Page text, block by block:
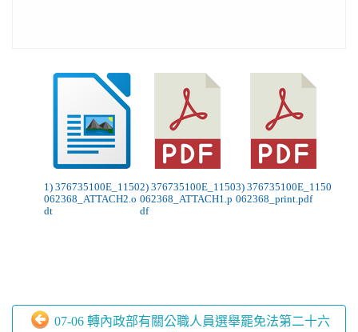
1) 376735100E_1150
062368_ATTACH2.o
dt
2) 376735100E_1150
062368_ATTACH1.p
df
3) 376735100E_1150
062368_print.pdf
07-06 轉內政部有關公職人員選舉罷免法第二十六